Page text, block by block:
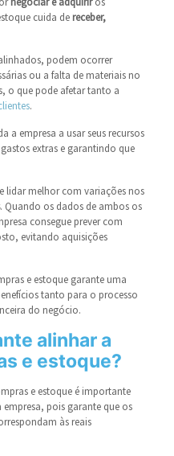
cuida de receber,
podem ocorrer
ou a falta de materiais no
o que pode afetar tanto a
.
a empresa a usar seus recursos
extras e garantindo que
lidar melhor com variações nos
. Quando os dados de ambos os
consegue prever com
evitando aquisições
e estoque garante uma
tanto para o processo
do negócio.
alinhar a
e estoque?
e estoque é importante
pois garante que os
às reais